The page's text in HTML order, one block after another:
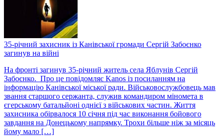
35-річний захисник із Канівської громади Сергій Забоєнко
загинув на війні
На фронті загинув 35-річний житель села Яблунів Сергій
Забоєнко. Про це повідомляє Kanos із посиланням на
інформацію Канівської міської ради. Військовослужбовець мав
звання старшого сержанта, служив командиром міномета в
єгерському батальйоні однієї з військових частин. Життя
захисника обірвалося 10 січня під час виконання бойового
завдання на Донецькому напрямку. Трохи більше ніж за місяць
йому мало […]